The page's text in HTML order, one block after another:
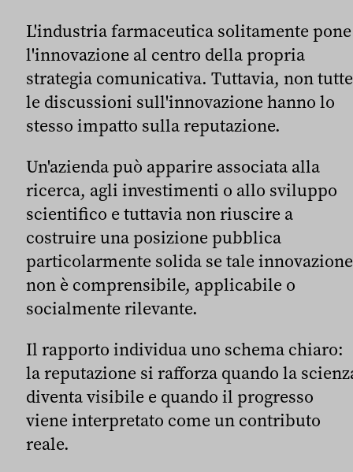
L'industria farmaceutica solitamente pone
l'innovazione al centro della propria
strategia comunicativa. Tuttavia, non tutte
le discussioni sull'innovazione hanno lo
stesso impatto sulla reputazione.
Un'azienda può apparire associata alla
ricerca, agli investimenti o allo sviluppo
scientifico e tuttavia non riuscire a
costruire una posizione pubblica
particolarmente solida se tale innovazione
non è comprensibile, applicabile o
socialmente rilevante.
Il rapporto individua uno schema chiaro:
la reputazione si rafforza quando la
diventa visibile e quando il progresso
viene interpretato come un contributo
reale.